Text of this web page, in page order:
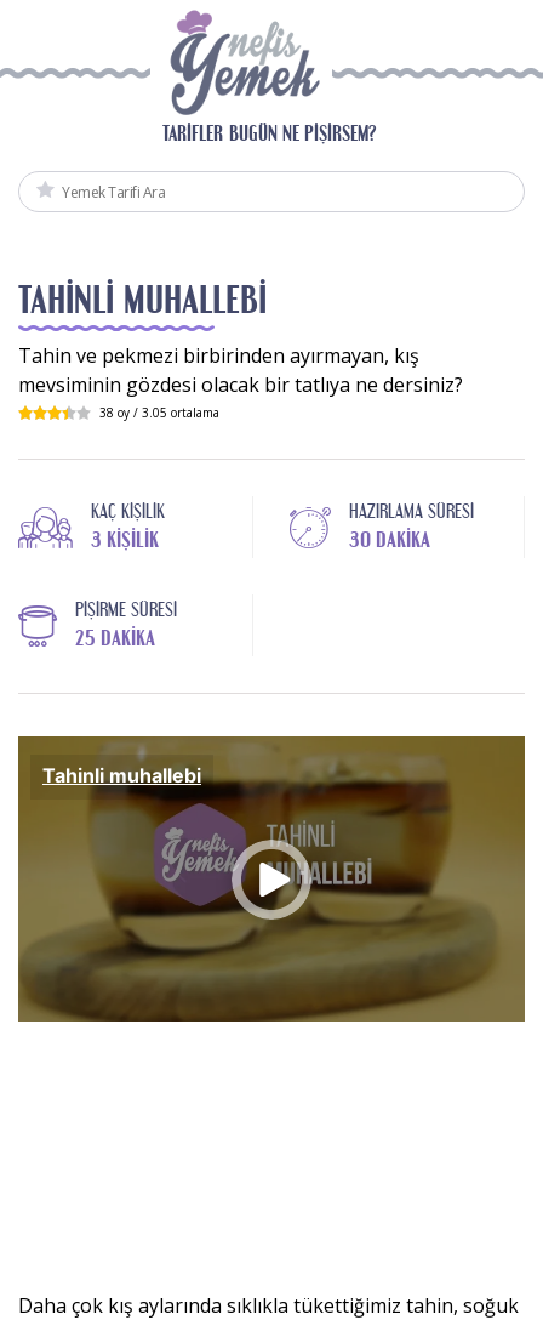
TARIFLER BUGÜN NE PIŞIRSEM?
TAHINLI MUHALLEBI
Tahin ve pekmezi birbirinden ayırmayan, kış
mevsiminin gözdesi olacak bir tatlıya ne dersiniz?
38 oy / 3.05 ortalama
KAÇ KIŞILIK
3 KIŞILIK
HAZIRLAMA SÜRESI
30 DAKIKA
PIŞIRME SÜRESI
25 DAKIKA
Daha çok kış aylarında sıklıkla tükettiğimiz tahin, soğuk